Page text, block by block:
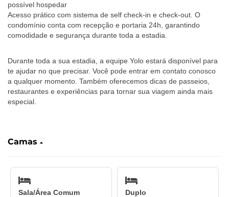
possível hospedar
Acesso prático com sistema de self check-in e check-out. O
condomínio conta com recepção e portaria 24h, garantindo
comodidade e segurança durante toda a estadia.
Durante toda a sua estadia, a equipe Yolo estará disponível para
te ajudar no que precisar. Você pode entrar em contato conosco
a qualquer momento. Também oferecemos dicas de passeios,
restaurantes e experiências para tornar sua viagem ainda mais
especial.
Camas
Sala/Área Comum Duplo